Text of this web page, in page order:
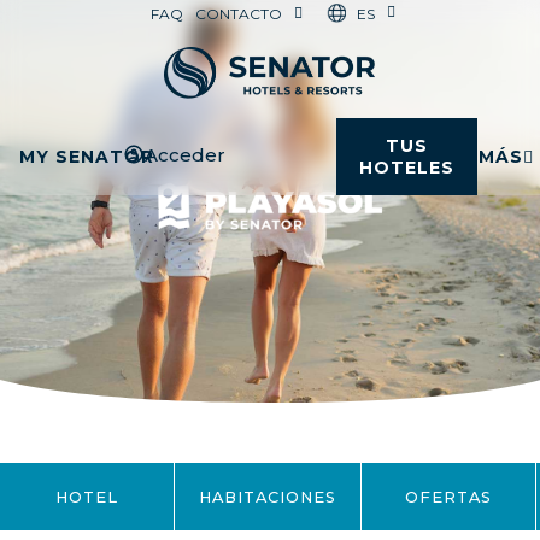
FAQ CONTACTO ES
MY SENATORAcceder
TUS
HOTELES
MÁS
HOTEL HABITACIONES OFERTAS